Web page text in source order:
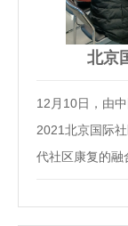
北京
12月10日，由
2021北京国际
代社区康复的融
科学所所长、首